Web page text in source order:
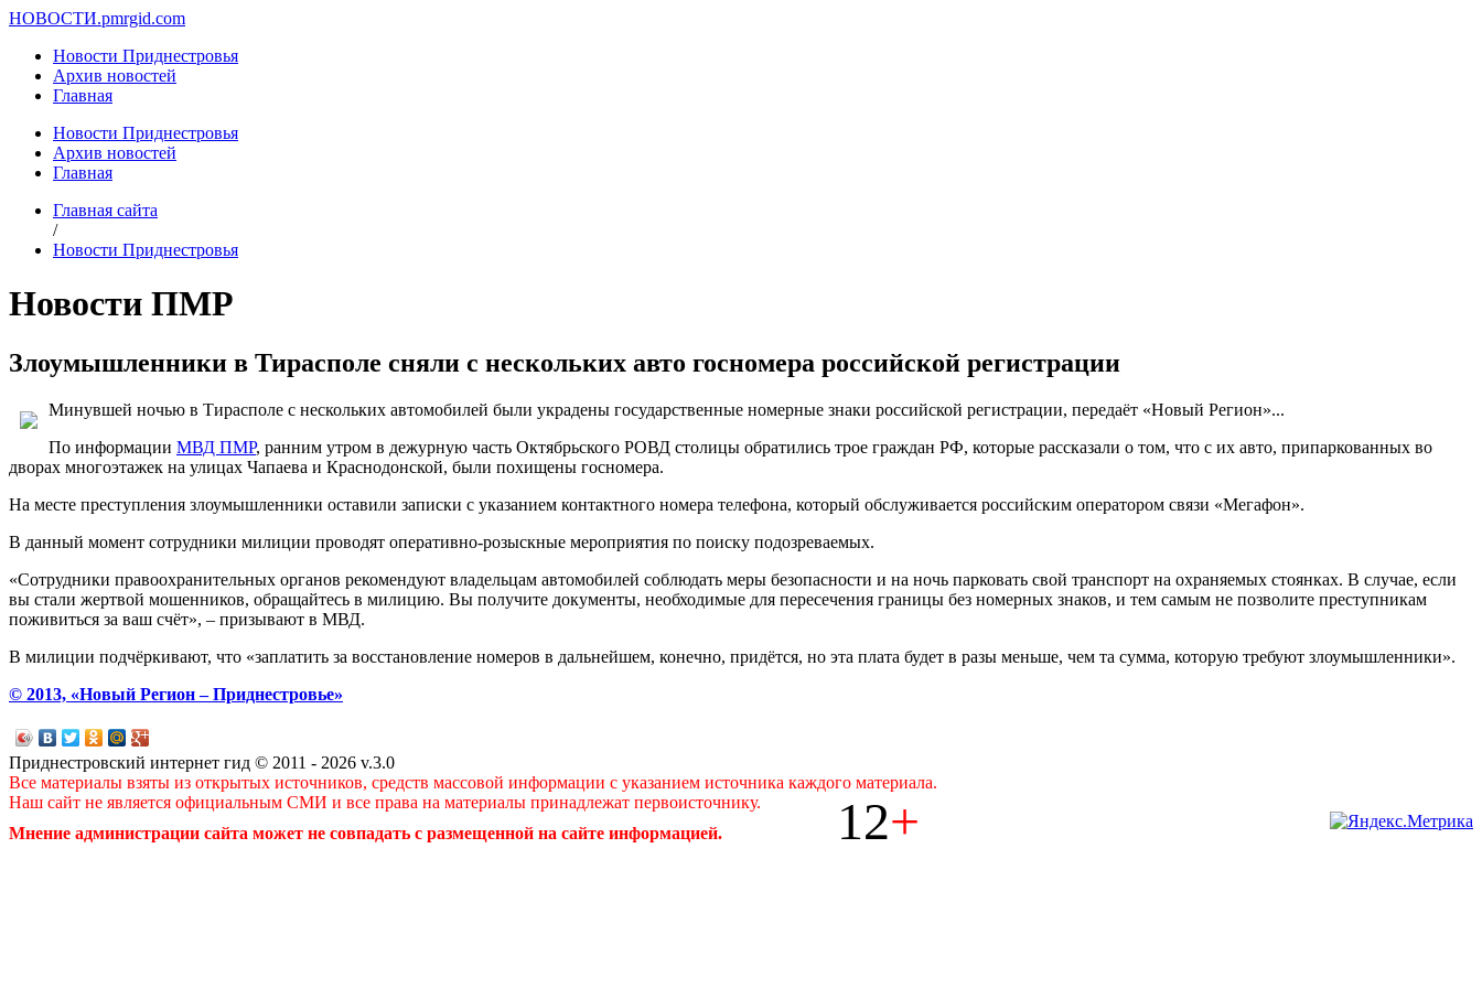
НОВОСТИ.pmrgid.com
Новости Приднестровья
Архив новостей
Главная
Новости Приднестровья
Архив новостей
Главная
Главная сайта
/
Новости Приднестровья
Новости ПМР
Злоумышленники в Тирасполе сняли с нескольких авто госномера российской регистрации
Минувшей ночью в Тирасполе с нескольких автомобилей были украдены государственные номерные знаки российской регистрации, передаёт «Новый Регион»...
По информации МВД ПМР, ранним утром в дежурную часть Октябрьского РОВД столицы обратились трое граждан РФ, которые рассказали о том, что с их авто, припаркованных во
дворах многоэтажек на улицах Чапаева и Краснодонской, были похищены госномера.
На месте преступления злоумышленники оставили записки с указанием контактного номера телефона, который обслуживается российским оператором связи «Мегафон».
В данный момент сотрудники милиции проводят оперативно-розыскные мероприятия по поиску подозреваемых.
«Сотрудники правоохранительных органов рекомендуют владельцам автомобилей соблюдать меры безопасности и на ночь парковать свой транспорт на охраняемых стоянках. В случае, если
вы стали жертвой мошенников, обращайтесь в милицию. Вы получите документы, необходимые для пересечения границы без номерных знаков, и тем самым не позволите преступникам
поживиться за ваш счёт», – призывают в МВД.
В милиции подчёркивают, что «заплатить за восстановление номеров в дальнейшем, конечно, придётся, но эта плата будет в разы меньше, чем та сумма, которую требуют злоумышленники».
© 2013, «Новый Регион – Приднестровье»
Приднестровский интернет гид © 2011 - 2026 v.3.0
Все материалы взяты из открытых источников, средств массовой информации с указанием источника каждого материала.
Наш сайт не является официальным СМИ и все права на материалы принадлежат первоисточнику.
Мнение администрации сайта может не совпадать с размещенной на сайте информацией.
12+